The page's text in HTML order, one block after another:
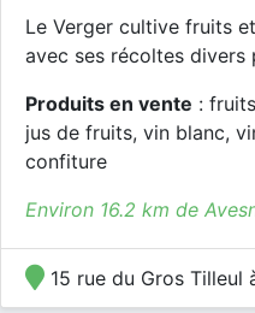
Le Verger cultive fruits
avec ses récoltes divers
Produits en vente :
jus de fruits, vin blanc,
confiture
Environ 16.2 km de
15 rue du Gros Tilleul